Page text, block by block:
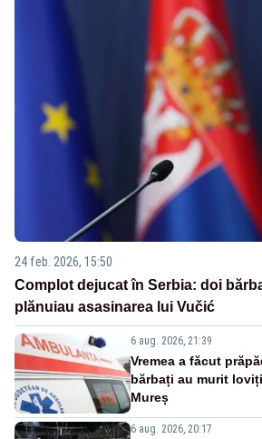
24 feb. 2026, 15:50
Complot dejucat în Serbia: doi
plănuiau asasinarea lui Vučić
6 aug. 2026, 21:39
Vremea a făcut
bărbați au murit
Mureș
6 aug. 2026, 20:17